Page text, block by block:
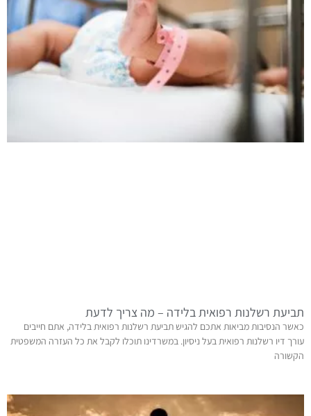
תביעת רשלנות רפואית בלידה – מה צריך לדעת
כאשר הנסיבות מביאות אתכם להגיש תביעת רשלנות רפואית בלידה, אתם חייבים
עורך דיו רשלנות רפואית בעל ניסיון. במשרדינו תוכלו לקבל את כל העזרה המשפטית
הקשורה